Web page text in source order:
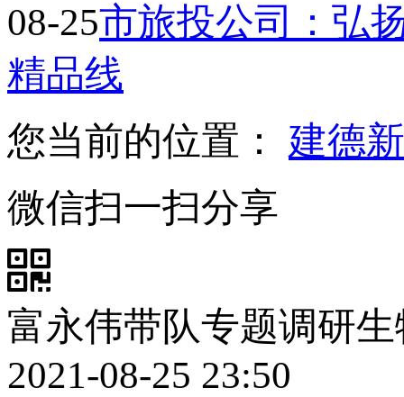
08-25市旅投公司：弘
精品线
您当前的位置： 建德
微信扫一扫分享
富永伟带队专题调研
2021-08-25 23:50